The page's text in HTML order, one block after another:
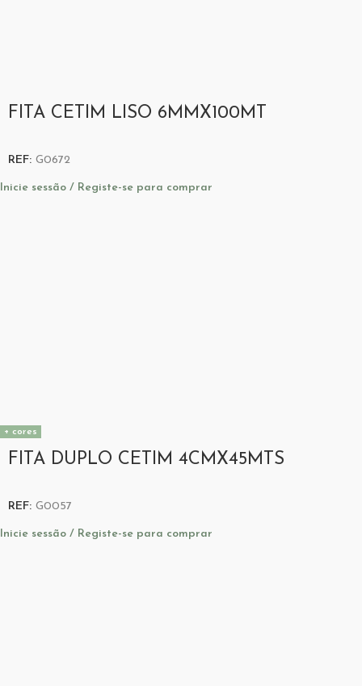
FITA CETIM LISO 6MMX100MT
REF: G0672
Inicie sessão / Registe-se para comprar
+ cores
FITA DUPLO CETIM 4CMX45MTS
REF: G0057
Inicie sessão / Registe-se para comprar